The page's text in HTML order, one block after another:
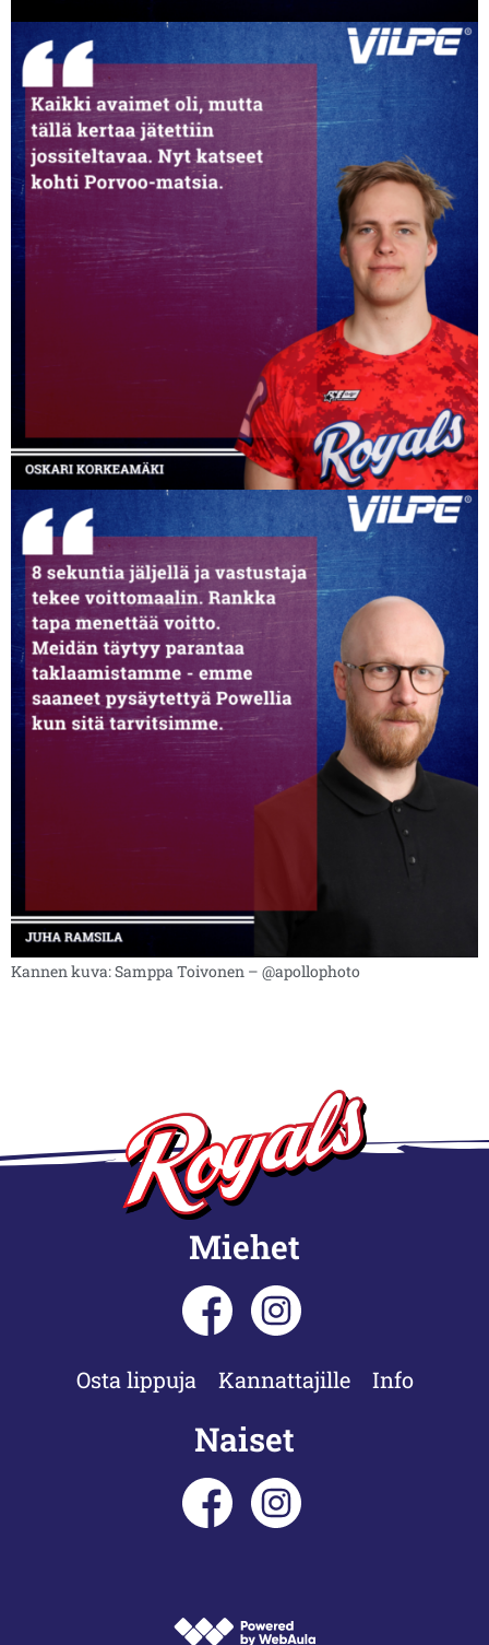
Kannen kuva: Samppa Toivonen – @apollophoto
Miehet
Osta lippuja Kannattajille Info
Naiset